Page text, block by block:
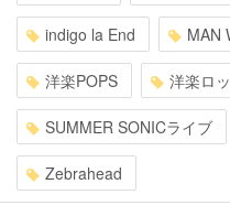
indigo la End MAN
洋楽POPS 洋楽ロ
SUMMER SONICライブ
Zebrahead